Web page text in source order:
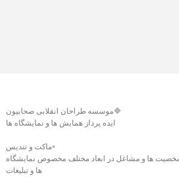
🔷موسسه طراحان انقلابی صحابیون
ایده پرداز همایش ها و نمایشگاه ها
▫️ماکت و تندیس
ها و مشاغل در ابعاد مختلف مخصوص نمایشگاه
ها و تبلیغات